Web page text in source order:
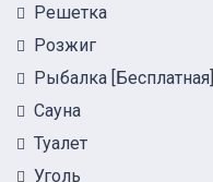
Решетка
Розжиг
Рыбалка [Бесплатная]
Сауна
Туалет
Уголь